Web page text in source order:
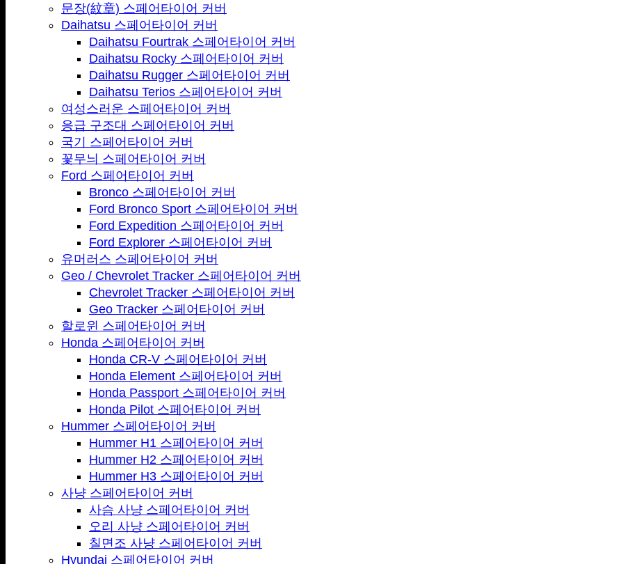
문장(紋章) 스페어타이어 커버
Daihatsu 스페어타이어 커버
Daihatsu Fourtrak 스페어타이어 커버
Daihatsu Rocky 스페어타이어 커버
Daihatsu Rugger 스페어타이어 커버
Daihatsu Terios 스페어타이어 커버
여성스러운 스페어타이어 커버
응급 구조대 스페어타이어 커버
국기 스페어타이어 커버
꽃무늬 스페어타이어 커버
Ford 스페어타이어 커버
Bronco 스페어타이어 커버
Ford Bronco Sport 스페어타이어 커버
Ford Expedition 스페어타이어 커버
Ford Explorer 스페어타이어 커버
유머러스 스페어타이어 커버
Geo / Chevrolet Tracker 스페어타이어 커버
Chevrolet Tracker 스페어타이어 커버
Geo Tracker 스페어타이어 커버
할로윈 스페어타이어 커버
Honda 스페어타이어 커버
Honda CR-V 스페어타이어 커버
Honda Element 스페어타이어 커버
Honda Passport 스페어타이어 커버
Honda Pilot 스페어타이어 커버
Hummer 스페어타이어 커버
Hummer H1 스페어타이어 커버
Hummer H2 스페어타이어 커버
Hummer H3 스페어타이어 커버
사냥 스페어타이어 커버
사슴 사냥 스페어타이어 커버
오리 사냥 스페어타이어 커버
칠면조 사냥 스페어타이어 커버
Hyundai 스페어타이어 커버